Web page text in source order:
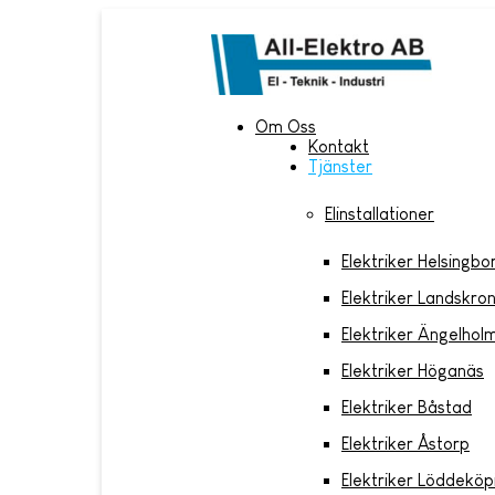
Om Oss
Kontakt
Tjänster
Elinstallationer
Elektriker
Elektriker
Elektriker
Elektriker Höganäs
Elektriker Båstad
Elektriker Åstorp
Elektriker